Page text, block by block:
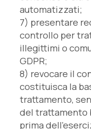
automatizzati;
7) presentare
controllo per
illegittimi o
GDPR;
8) revocare il
costituisca la
trattamento,
del trattamento
prima